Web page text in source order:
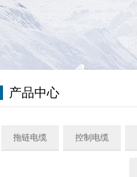
产品中心
拖链电缆 控制电缆